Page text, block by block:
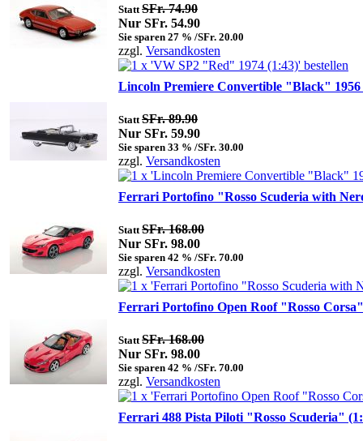
Statt SFr. 74.90
Nur SFr. 54.90
Sie sparen 27 % /SFr. 20.00
zzgl. Versandkosten
Lincoln Premiere Convertible "Black" 1956
Statt SFr. 89.90
Nur SFr. 59.90
Sie sparen 33 % /SFr. 30.00
zzgl. Versandkosten
Ferrari Portofino "Rosso Scuderia with
Statt SFr. 168.00
Nur SFr. 98.00
Sie sparen 42 % /SFr. 70.00
zzgl. Versandkosten
Ferrari Portofino Open Roof "Rosso
Statt SFr. 168.00
Nur SFr. 98.00
Sie sparen 42 % /SFr. 70.00
zzgl. Versandkosten
Ferrari 488 Pista Piloti "Rosso Scuderia"